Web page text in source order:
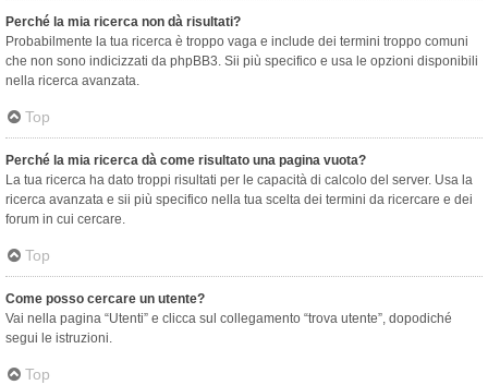
Perché la mia ricerca non dà risultati?
Probabilmente la tua ricerca è troppo vaga e include dei termini troppo comuni
che non sono indicizzati da phpBB3. Sii più specifico e usa le opzioni disponibili
nella ricerca avanzata.
Top
Perché la mia ricerca dà come risultato una pagina vuota?
La tua ricerca ha dato troppi risultati per le capacità di calcolo del server. Usa la
ricerca avanzata e sii più specifico nella tua scelta dei termini da ricercare e dei
forum in cui cercare.
Top
Come posso cercare un utente?
Vai nella pagina “Utenti” e clicca sul collegamento “trova utente”, dopodiché
segui le istruzioni.
Top